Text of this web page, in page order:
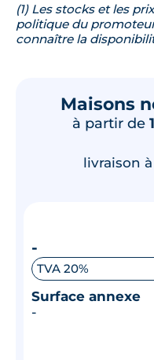
(1) Les stocks et les
politique du
connaître la
Maisons
à partir de
livraison
-
TVA 20%
Surface annexe
-